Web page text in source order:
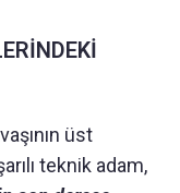
üst
teknik adam,